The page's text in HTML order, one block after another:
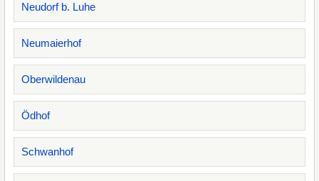
Neudorf b. Luhe
Neumaierhof
Oberwildenau
Ödhof
Schwanhof